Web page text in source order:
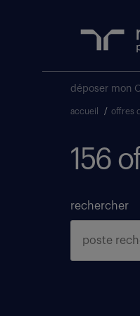
déposer mon
accueil / offres
156
rechercher